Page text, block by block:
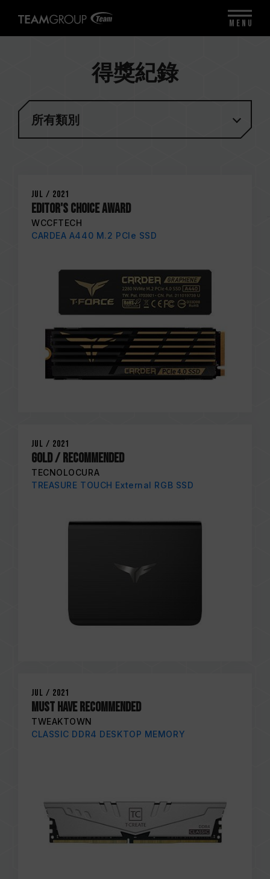
得獎紀錄
所有類別
Jul / 2021
Editor's Choice Award
WCCFTECH
CARDEA A440 M.2 PCIe SSD
Jul / 2021
Gold / RECOMMENDED
TECNOLOCURA
TREASURE TOUCH External RGB SSD
Jul / 2021
MUST HAVE RECOMMENDED
TWEAKTOWN
CLASSIC DDR4 DESKTOP MEMORY
MENU